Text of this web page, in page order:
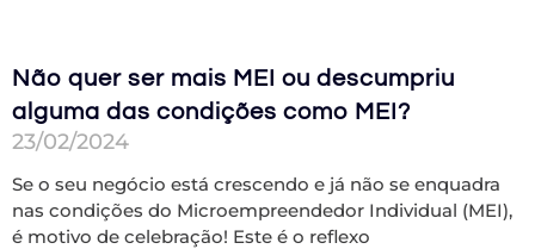
Não quer ser mais MEI ou descumpriu
alguma das condições como MEI?
23/02/2024
Se o seu negócio está crescendo e já não se enquadra
nas condições do Microempreendedor Individual (MEI),
é motivo de celebração! Este é o reflexo